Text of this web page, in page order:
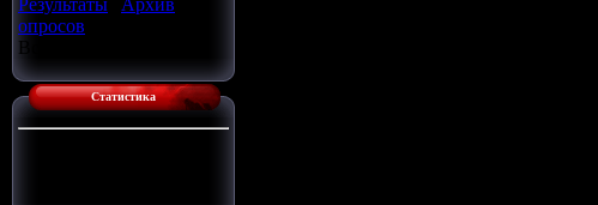
Результаты
Архив
опросов
Всего ответов:
Статистика